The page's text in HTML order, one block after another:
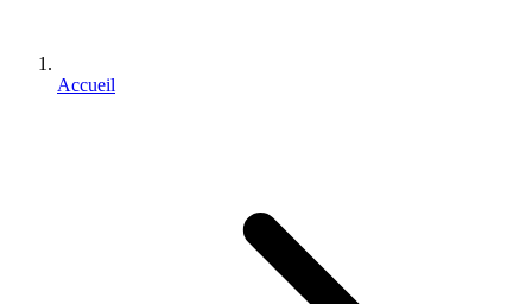
Accueil